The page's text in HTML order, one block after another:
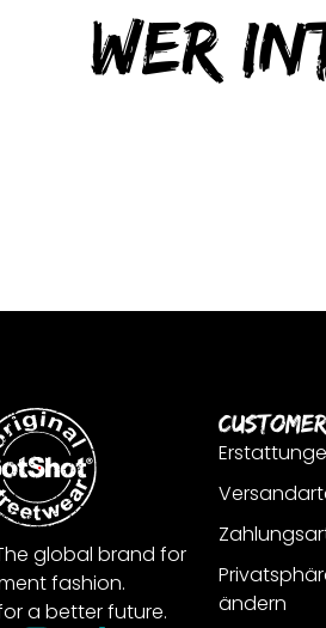
Wer
global brand for
fashion.
a better future.
ändern